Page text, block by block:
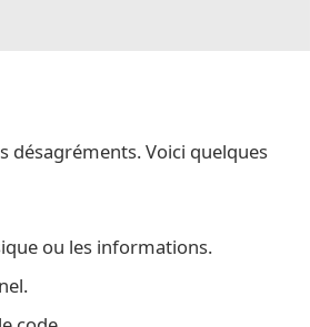
désagréments. Voici quelques
ou les informations.